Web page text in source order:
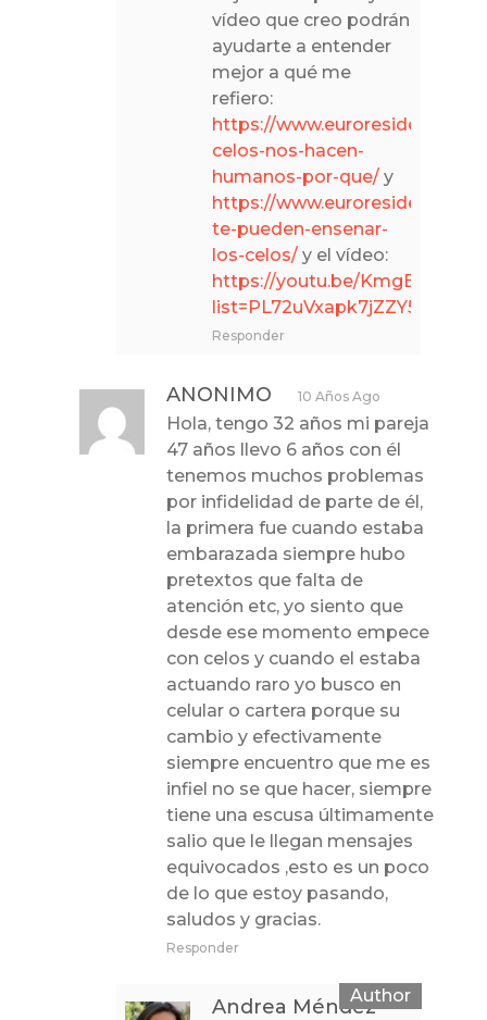
vídeo que creo podrán
ayudarte a entender
mejor a qué me
refiero:
https://
celos-nos-hacen-
humanos-por-que/ y
https://
te-pueden-ensenar-
los-celos/ y el vídeo:
https://youtu.be/
Responder
ANONIMO 10 Años Ago
Hola, tengo 32 años mi pareja
47 años llevo 6 años con él
tenemos muchos problemas
por infidelidad de parte de él,
la primera fue cuando estaba
embarazada siempre hubo
pretextos que falta de
atención etc, yo siento que
desde ese momento empece
con celos y cuando el estaba
actuando raro yo busco en
celular o cartera porque su
cambio y efectivamente
siempre encuentro que me es
infiel no se que hacer, siempre
tiene una escusa últimamente
salio que le llegan mensajes
equivocados ,esto es un poco
de lo que estoy pasando,
saludos y gracias.
Responder
Andrea Méndez